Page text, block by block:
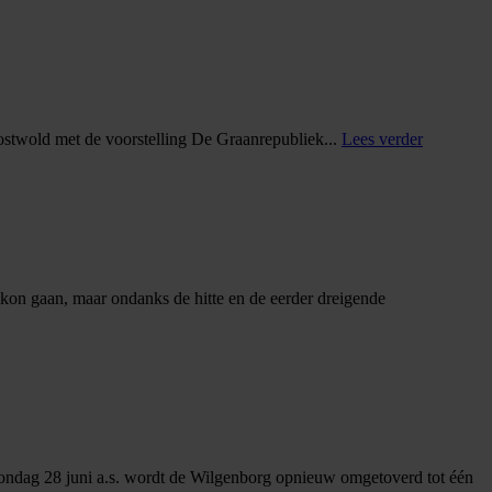
met de voorstelling De Graanrepubliek... Lees verder
gaan, maar ondanks de hitte en de eerder dreigende
28 juni a.s. wordt de Wilgenborg opnieuw omgetoverd tot één